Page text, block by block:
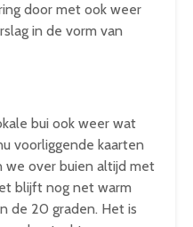
door met ook weer
in de vorm van
bui ook weer wat
voorliggende kaarten
over buien altijd met
blijft nog net warm
de 20 graden. Het is